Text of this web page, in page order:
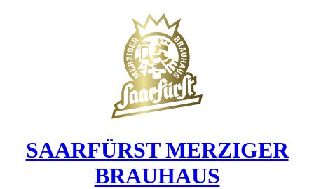
SAARFÜRST MERZIGER
BRAUHAUS